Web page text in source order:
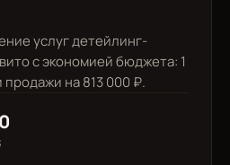
услуг детейлинг-
с экономией бюджета: 1
продажи на 813 000 ₽.